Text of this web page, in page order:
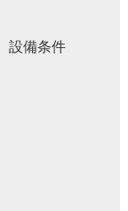
設備条件